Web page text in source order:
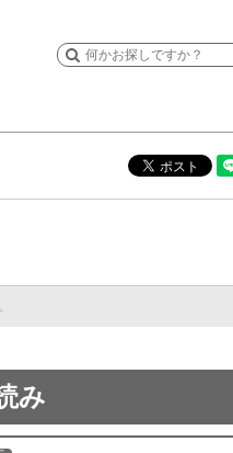
み